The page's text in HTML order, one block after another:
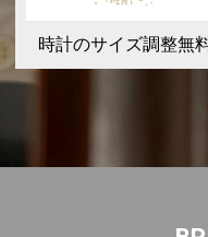
時計のサイズ調整無